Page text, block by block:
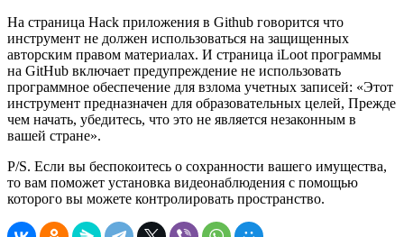
На страница Hack приложения в Github говорится что
инструмент не должен использоваться на защищенных
авторским правом материалах. И страница iLoot программы
на GitHub включает предупреждение не использовать
программное обеспечение для взлома учетных записей: «Этот
инструмент предназначен для образовательных целей, Прежде
чем начать, убедитесь, что это не является незаконным в
вашей стране».
P/S. Если вы беспокоитесь о сохранности вашего имущества,
то вам поможет установка видеонаблюдения с помощью
которого вы можете контролировать пространство.